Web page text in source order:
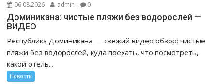
06.08.2026 admin 0
Доминикана: чистые пляжи без водорослей —
ВИДЕО
Республика Доминикана — свежий видео обзор: чистые
пляжи без водорослей, куда поехать, что посмотреть,
какой отель...
Новости